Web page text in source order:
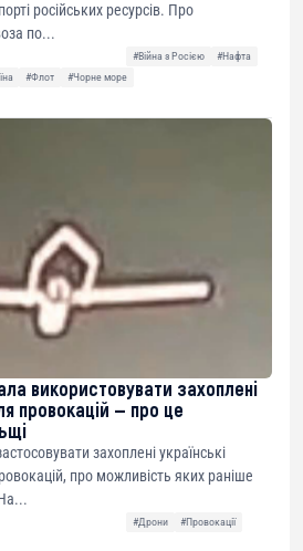
російських ресурсів. Про
по...
#Війна з Росією
#Нафта
#Флот
#Чорне море
використовувати захоплені
провокацій — про це
захоплені українські
про можливість яких раніше
#Дрони
#Провокації